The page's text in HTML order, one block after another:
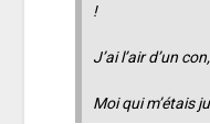
!
J’ai l’air d’un
Moi qui m’étais